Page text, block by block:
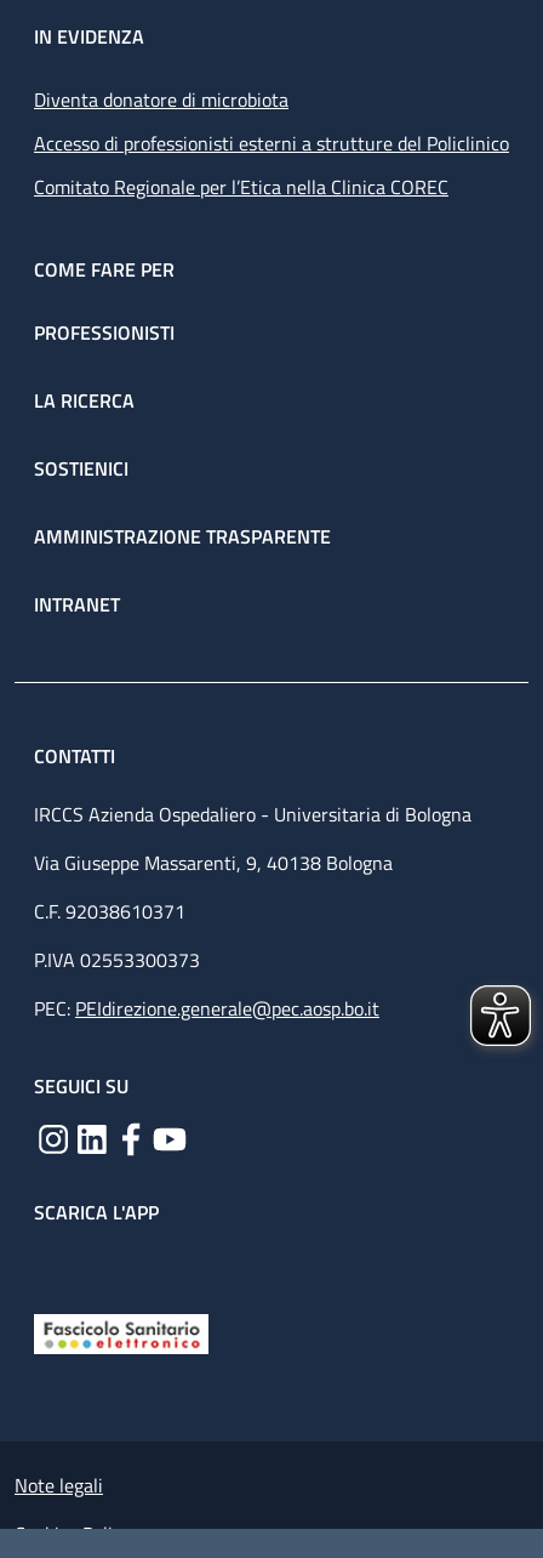
IN EVIDENZA
Diventa donatore di microbiota
Accesso di professionisti esterni a strutture del Policlinico
Comitato Regionale per l’Etica nella Clinica COREC
COME FARE PER
PROFESSIONISTI
LA RICERCA
SOSTIENICI
AMMINISTRAZIONE TRASPARENTE
INTRANET
CONTATTI
IRCCS Azienda Ospedaliero - Universitaria di Bologna
Via Giuseppe Massarenti, 9, 40138 Bologna
C.F. 92038610371
P.IVA 02553300373
PEC: PEIdirezione.generale@pec.aosp.bo.it
SEGUICI SU
SCARICA L'APP
Small prints
Note legali
Cookies Policy